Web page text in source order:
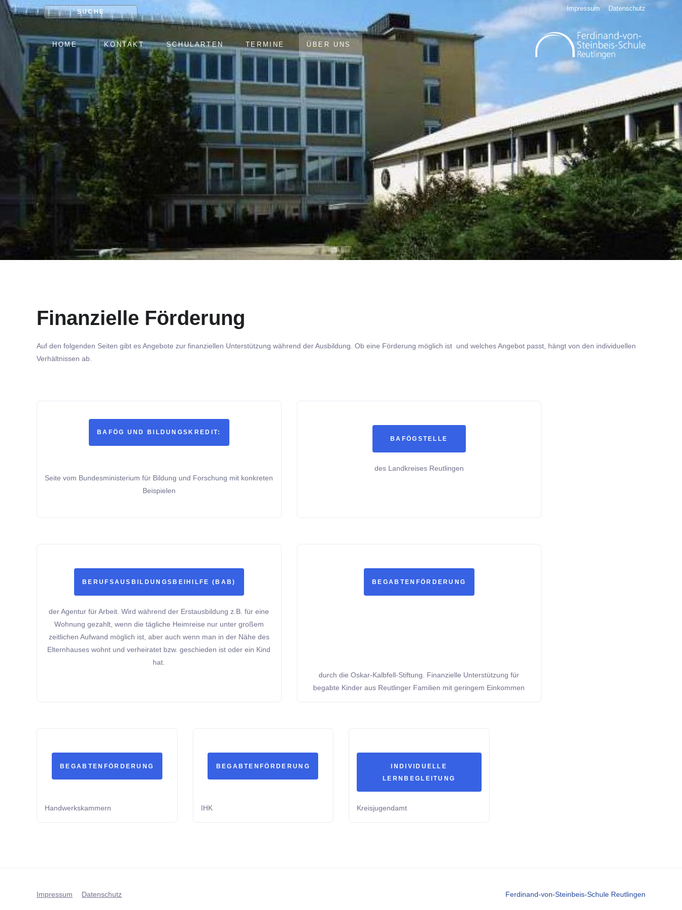
SUCHE Impressum Datenschutz
NAVIGATION
ÜBERSPRINGEN
HOME KONTAKT SCHULARTEN TERMINE ÜBER UNS
.
Finanzielle Förderung
Auf den folgenden Seiten gibt es Angebote zur finanziellen Unterstützung während der Ausbildung. Ob eine Förderung möglich ist und welches Angebot passt, hängt von den individuellen
Verhältnissen ab.
BAFÖG UND BILDUNGSKREDIT:
Seite vom Bundesministerium für Bildung und Forschung mit konkreten
Beispielen
BAFÖGSTELLE
des Landkreises Reutlingen
BERUFSAUSBILDUNGSBEIHILFE (BAB)
der Agentur für Arbeit. Wird während der Erstausbildung z.B. für eine
Wohnung gezahlt, wenn die tägliche Heimreise nur unter großem
zeitlichen Aufwand möglich ist, aber auch wenn man in der Nähe des
Elternhauses wohnt und verheiratet bzw. geschieden ist oder ein Kind
hat.
BEGABTENFÖRDERUNG
durch die Oskar-Kalbfell-Stiftung. Finanzielle Unterstützung für
begabte Kinder aus Reutlinger Familien mit geringem Einkommen
BEGABTENFÖRDERUNG
Handwerkskammern
BEGABTENFÖRDERUNG
IHK
INDIVIDUELLE
LERNBEGLEITUNG
Kreisjugendamt
Impressum Datenschutz Ferdinand-von-Steinbeis-Schule Reutlingen